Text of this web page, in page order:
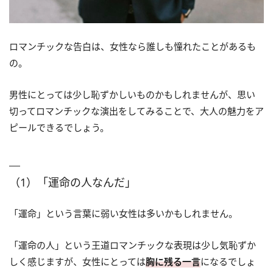
ロマンチックな告白は、女性なら誰しも憧れたことがあるも
の。
男性にとっては少し恥ずかしいものかもしれませんが、思い
切ってロマンチックな演出をしてみることで、大人の魅力をア
ピールできるでしょう。
（1）「運命の人なんだ」
「運命」という言葉に弱い女性は多いかもしれません。
「運命の人」という王道ロマンチックな表現は少し気恥ずか
しく感じますが、女性にとっては胸に残る一言になるでしょ